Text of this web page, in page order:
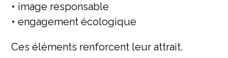
• image responsable
• engagement écologique
Ces éléments renforcent leur attrait.